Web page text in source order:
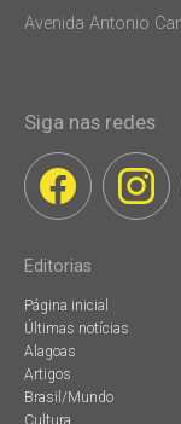
Avenida Antonio
Siga nas redes
Editorias
Página inicial
Últimas notícias
Alagoas
Artigos
Brasil/Mundo
Cultura